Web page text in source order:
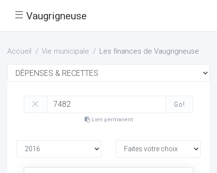
☰ Vaugrigneuse
Accueil Vie municipale Les finances de Vaugrigneuse
Go!
Lien permanent